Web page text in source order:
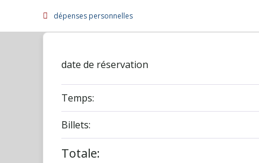
dépenses personnelles
date de réservation
Temps:
Billets:
Totale: